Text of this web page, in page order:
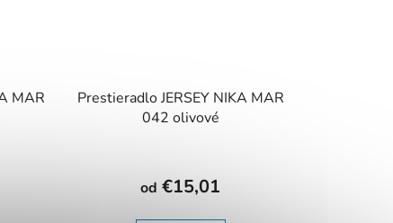
MAR
Prestieradlo JERSEY NIKA MAR
042 olivové
od €15,01